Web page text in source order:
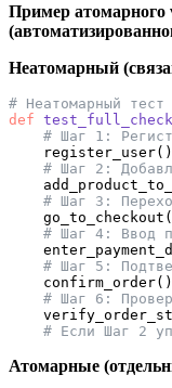
Пример атомарного
Неатомарный
# Неатомарный тест
def
# Шаг 1:
    register_user()
# Шаг 2:
# Шаг 3:
# Шаг 4: Ввод
# Шаг 5:
    confirm_order()
# Шаг 6:
# Если Шаг 2
Атомарные